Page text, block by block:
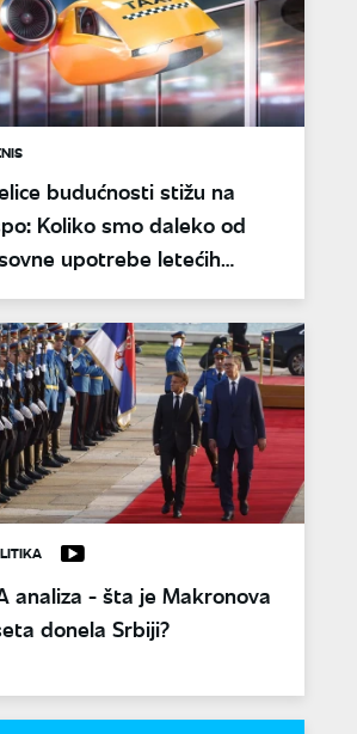
budućnosti stižu na
Koliko smo daleko od
upotrebe letećih
analiza - šta je Makronova
donela Srbiji?